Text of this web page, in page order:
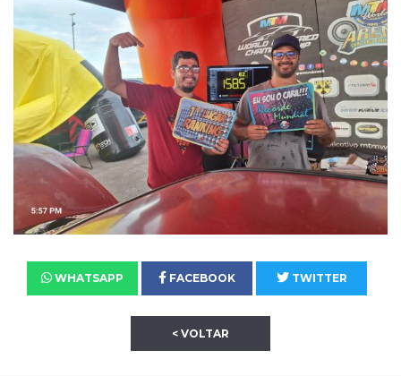
WHATSAPP FACEBOOK TWITTER
< VOLTAR